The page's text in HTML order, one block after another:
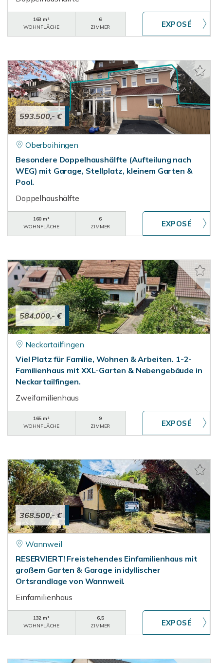
163 m²
WOHNFLÄCHE
6
ZIMMER
593.500,- €
Oberboihingen
Besondere Doppelhaushälfte (Aufteilung nach
WEG) mit Garage, Stellplatz, kleinem Garten &
Pool.
Doppelhaushälfte
160 m²
WOHNFLÄCHE
6
ZIMMER
584.000,- €
Neckartailfingen
Viel Platz für Familie, Wohnen & Arbeiten. 1-2-
Familienhaus mit XXL-Garten & Nebengebäude in
Neckartailfingen.
Zweifamilienhaus
165 m²
WOHNFLÄCHE
9
ZIMMER
368.500,- €
Wannweil
RESERVIERT! Freistehendes Einfamilienhaus mit
großem Garten & Garage in idyllischer
Ortsrandlage von Wannweil.
Einfamilienhaus
132 m²
WOHNFLÄCHE
6,5
ZIMMER